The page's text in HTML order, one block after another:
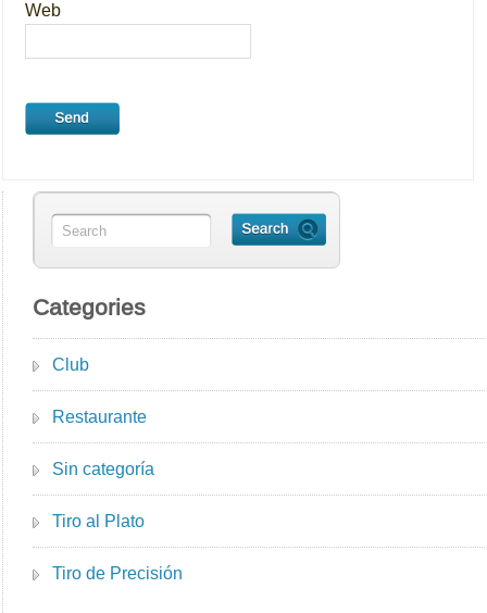
Web
Categories
Club
Restaurante
Sin categoría
Tiro al Plato
Tiro de Precisión